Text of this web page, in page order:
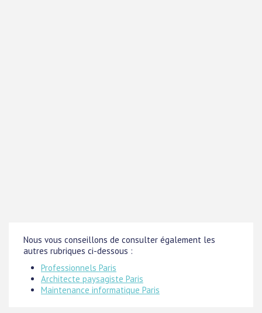
Nous vous conseillons de consulter également les
autres rubriques ci-dessous :
Professionnels Paris
Architecte paysagiste Paris
Maintenance informatique Paris